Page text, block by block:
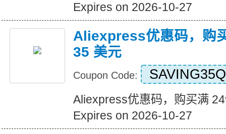
Expires on 2026-10-27
Aliexpress优惠码，购
35 美元
Coupon Code: SAVING35Q
Aliexpress优惠码，购买满
Expires on 2026-10-27